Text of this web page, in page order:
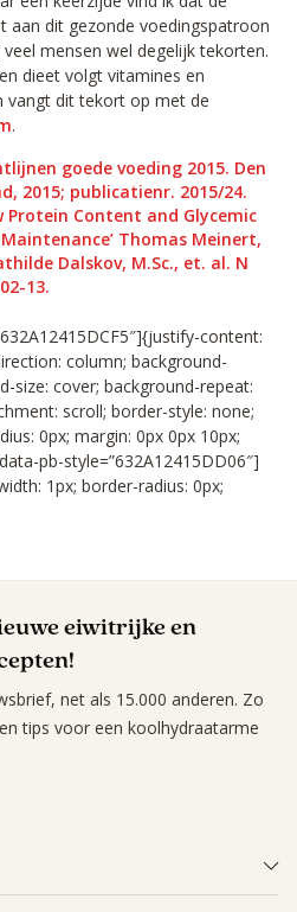
aan dit gezonde voedingspatroon
mensen wel degelijk tekorten.
dieet volgt vitamines en
vangt dit tekort op met de
.
goede voeding 2015. Den
2015; publicatienr. 2015/24.
Protein Content and Glycemic
Thomas Meinert,
Dalskov, M.Sc., et. al. N
13.
content:
column; background-
size: cover; background-repeat:
scroll; border-style: none;
0px; margin: 0px 0px 10px;
pb-style=”632A12415DD06″]
1px; border-radius: 0px;
eiwitrijke en
net als 15.000 anderen. Zo
tips voor een koolhydraatarme